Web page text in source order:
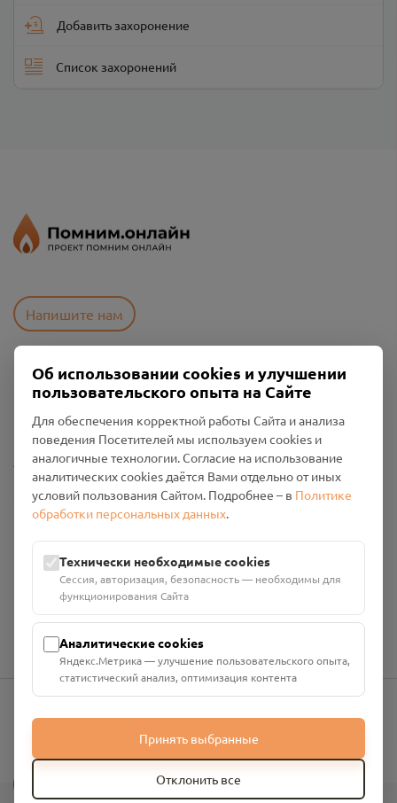
Добавить захоронение
Список захоронений
Напишите нам
Пользовательское соглашение
Политика конфиденциальности
Промо-материалы
Настройки cookies
Общество с ограниченной ответственностью «Смоленский
Проект Помним»
ИНН: 6700029207 ОГРН: 1256700001986
Юридический адрес: 216790, Смоленская область, р-н
Руднянский, г. Рудня, улица Западная, д. 26А, пом. 18
Номер счёта: 40702810901130004287 в АО "АЛЬФА-БАНК"
Кор. счёт: 30101810200000000593
Об использовании cookies и улучшении
пользовательского опыта на Сайте
Для обеспечения корректной работы Сайта и анализа
поведения Посетителей мы используем cookies и
аналогичные технологии. Согласие на использование
аналитических cookies даётся Вами отдельно от иных
условий пользования Сайтом. Подробнее – в Политике
обработки персональных данных.
Технически необходимые cookies
Сессия, авторизация, безопасность — необходимы для
функционирования Сайта
Аналитические cookies
Яндекс.Метрика — улучшение пользовательского опыта,
статистический анализ, оптимизация контента
Принять выбранные
Отклонить все